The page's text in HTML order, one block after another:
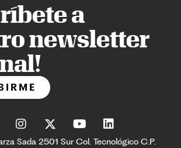
a
newsletter
Sada 2501 Sur Col. Tecnológico C.P.